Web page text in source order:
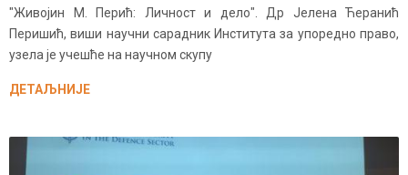
"Живојин М. Перић: Личност и дело". Др Јелена Ћеранић
Перишић, виши научни сарадник Института за упоредно право,
узела је учешће на научном скупу
ДЕТАЉНИЈЕ